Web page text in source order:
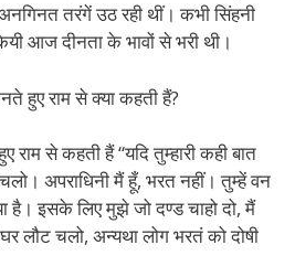
तरंगें उठ रही थीं। कभी सिंहनी
आज दीनता के भावों से भरी थी।
हुए राम से क्या कहती हैं?
राम से कहती हैं “यदि तुम्हारी कही बात
अपराधिनी मैं हूँ, भरत नहीं। तुम्हें वन
इसके लिए मुझे जो दण्ड चाहो दो, मैं
लौट चलो, अन्यथा लोग भरतं को दोषी